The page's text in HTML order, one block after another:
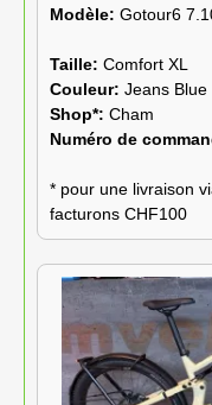
Modèle: Gotour6
Taille: Comfort XL
Couleur: Jeans Blue
Shop*: Cham
Numéro de
* pour une livraison
facturons CHF100